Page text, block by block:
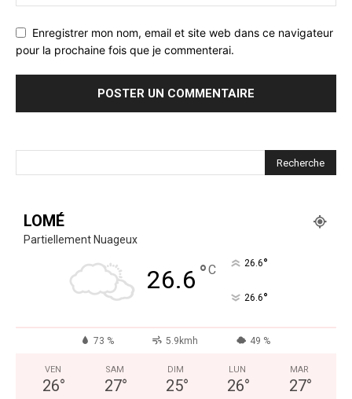
Enregistrer mon nom, email et site web dans ce navigateur
pour la prochaine fois que je commenterai.
LOMÉ
Partiellement Nuageux
26.6 °C 26.6°
26.6°
73 % 5.9kmh 49 %
VEN
26°
SAM
27°
DIM
25°
LUN
26°
MAR
27°